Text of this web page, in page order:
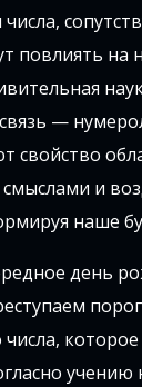
повлиять на
—
свойство
и
наше
день
числа,
учению